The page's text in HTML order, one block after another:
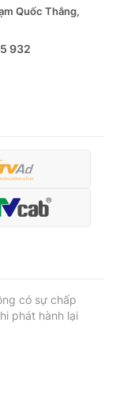
Quốc Thắng,
932
có sự chấp
phát hành lại